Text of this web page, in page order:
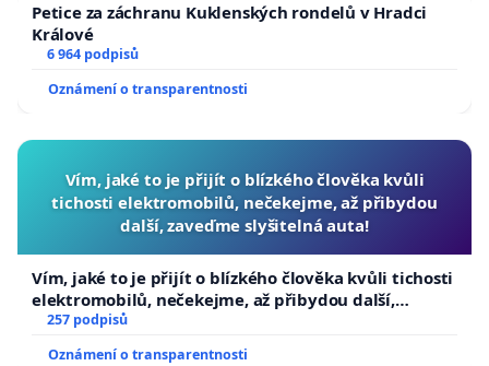
Petice za záchranu Kuklenských rondelů v Hradci
Králové
6 964 podpisů
Oznámení o transparentnosti
Vím, jaké to je přijít o blízkého člověka kvůli
tichosti elektromobilů, nečekejme, až přibydou
další, zaveďme slyšitelná auta!
Vím, jaké to je přijít o blízkého člověka kvůli tichosti
elektromobilů, nečekejme, až přibydou další,
zaveďme slyšitelná auta!
257 podpisů
Oznámení o transparentnosti